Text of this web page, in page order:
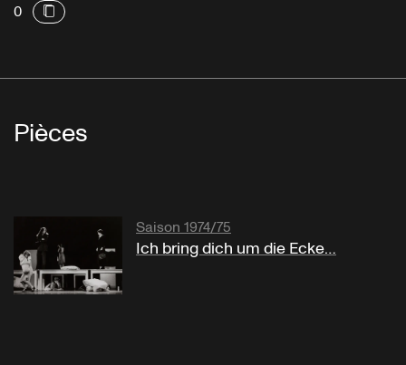
0
Pièces
Saison 1974/75
Ich bring dich um die Ecke…